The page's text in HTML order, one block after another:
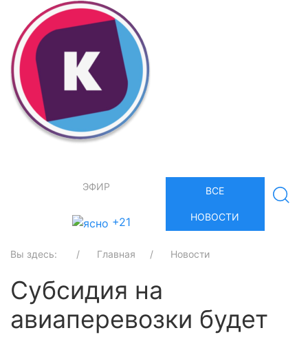
ЭФИР
+21
ВСЕ
НОВОСТИ
Вы здесь: Главная Новости
Субсидия на
авиаперевозки будет